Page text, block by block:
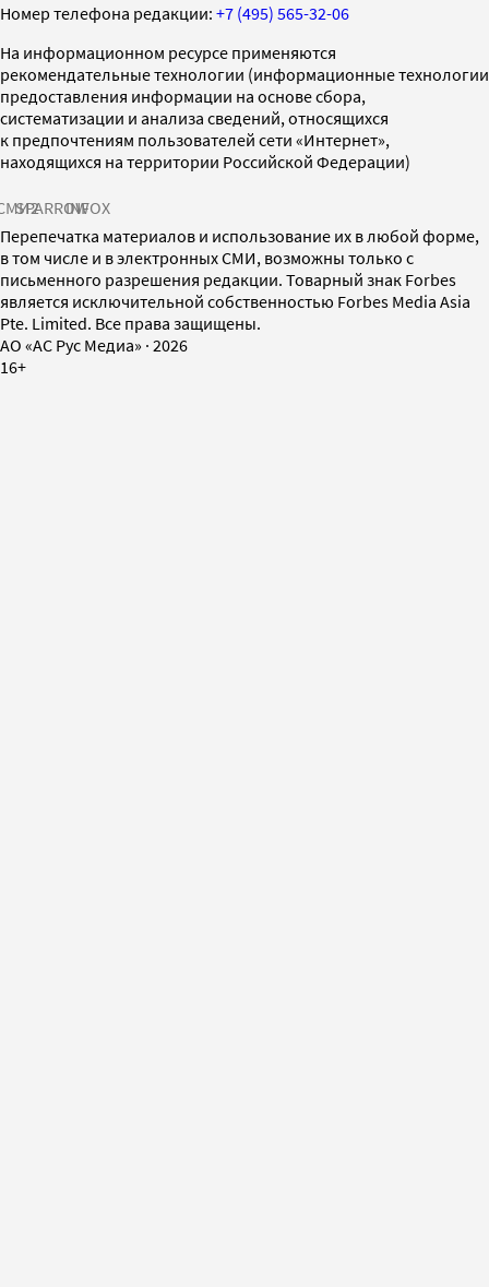
Номер телефона редакции: +7 (495) 565-32-06
На информационном ресурсе применяются
рекомендательные технологии (информационные технологии
предоставления информации на основе сбора,
систематизации и анализа сведений, относящихся
к предпочтениям пользователей сети «Интернет»,
находящихся на территории Российской Федерации)
SPARROWINFOX
Перепечатка материалов и использование их в любой форме,
в том числе и в электронных СМИ, возможны только с
письменного разрешения редакции. Товарный знак Forbes
является исключительной собственностью Forbes Media Asia
Pte. Limited. Все права защищены.
AO «АС Рус Медиа» · 2026
16+